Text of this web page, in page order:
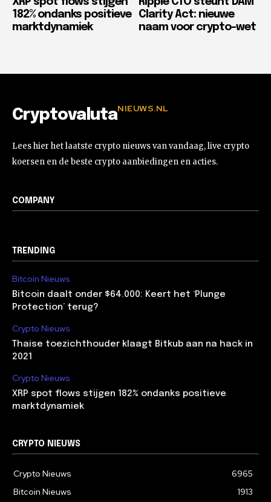
182% ondanks positieve
marktdynamiek
Clarity Act: nieuwe
naam voor crypto-wet
CryptovalutaNIEUWS.NL
Lees hier het laatste crypto nieuws van vandaag, live crypto
koersen en de beste crypto aanbiedingen en acties.
COMPANY
TRENDING
Bitcoin Nieuws
Bitcoin daalt onder $64.000: Keert het ‘Plunge
Protection’ terug?
Crypto Nieuws
Thaise toezichthouder klaagt Bitkub aan na hack in
2021
Crypto Nieuws
XRP spot flows stijgen 182% ondanks positieve
marktdynamiek
CRYPTO NIEUWS
Crypto Nieuws
6965
Bitcoin Nieuws
1913